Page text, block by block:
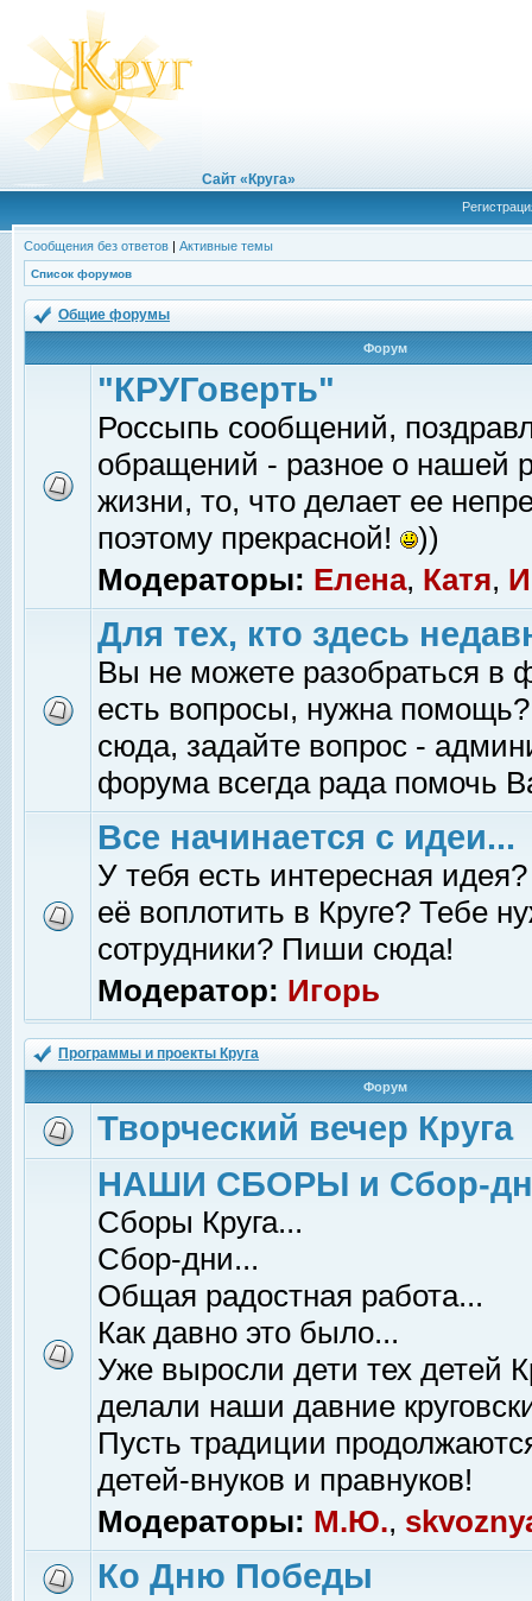
Сайт «Круга»
Сообщения без ответов | Активные темы
Список форумов
Общие форумы
Форум
"КРУГоверть"
Россыпь сообщений,
обращений - разное о нашей
жизни, то, что делает ее
поэтому прекрасной!
))
Модераторы: Елена, Катя,
Для тех, кто здесь
Вы не можете разобраться в
есть вопросы, нужна помощь?
сюда, задайте вопрос -
форума всегда рада помочь
Все начинается с идеи...
У тебя есть интересная
её воплотить в Круге? Тебе
сотрудники? Пиши сюда!
Модератор: Игорь
Программы и проекты Круга
Форум
Творческий вечер Круга
НАШИ СБОРЫ и Сбор-
Сборы Круга...
Сбор-дни...
Общая радостная работа...
Как давно это было...
Уже выросли дети тех детей
делали наши давние
Пусть традиции
детей-внуков и правнуков!
Модераторы: М.Ю.,
Ко Дню Победы